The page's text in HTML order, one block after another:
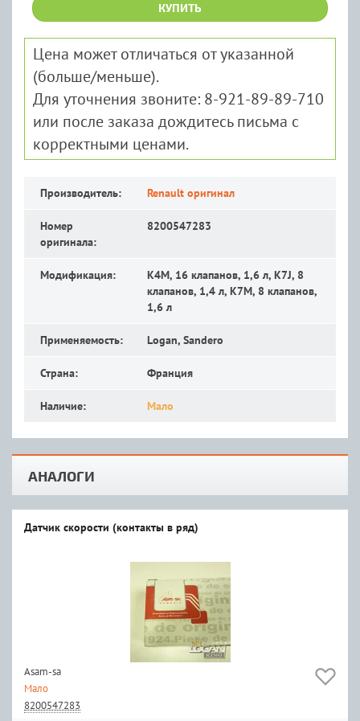
КУПИТЬ
Цена может отличаться от указанной
(больше/меньше).
Для уточнения звоните: 8-921-89-89-710
или после заказа дождитесь письма с
корректными ценами.
Производитель: Renault оригинал
Номер
оригинала:
8200547283
Модификация:
K4M, 16 клапанов, 1,6 л, K7J, 8
клапанов, 1,4 л, K7M, 8 клапанов,
1,6 л
Применяемость: Logan, Sandero
Страна: Франция
Наличие: Мало
АНАЛОГИ
Датчик скорости (контакты в ряд)
Asam-sa
Мало
8200547283